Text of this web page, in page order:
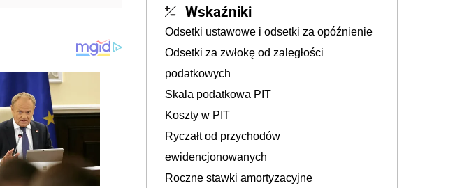
Wskaźniki
Odsetki ustawowe i odsetki za opóźnienie
Odsetki za zwłokę od zaległości
podatkowych
Skala podatkowa PIT
Koszty w PIT
Ryczałt od przychodów
ewidencjonowanych
Roczne stawki amortyzacyjne